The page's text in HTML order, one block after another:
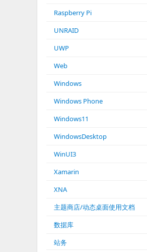
Raspberry Pi
UNRAID
UWP
Web
Windows
Windows Phone
Windows11
WindowsDesktop
WinUI3
Xamarin
XNA
主题商店/动态桌面使用文档
数据库
站务